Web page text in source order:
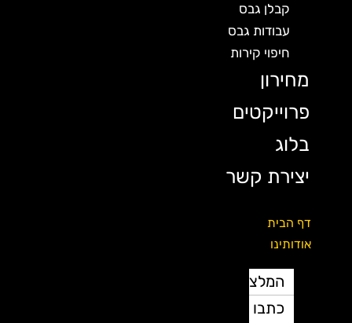
קבלן גבס
עבודות גבס
חיפוי קירות
מחירון
פרוייקטים
בלוג
יצירת קשר
דף הבית
אודותינו
המלצות
כתבו